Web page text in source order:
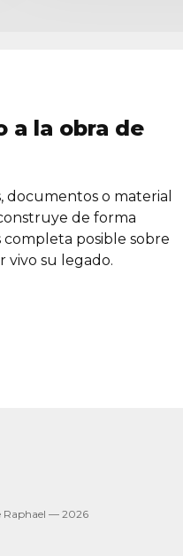
a la obra de
documentos o material
de forma
posible sobre
vivo su legado.
Raphael — 2026